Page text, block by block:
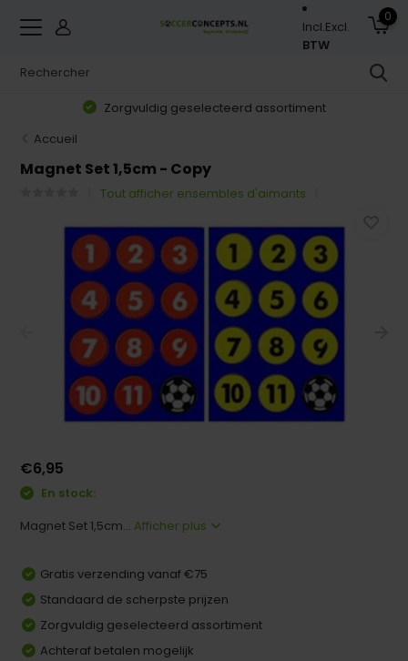
Incl.Excl.
BTW
0
assortiment
Gratis verzending
Accueil
Magnet Set 1,5cm - Copy
Tout afficher ensembles d'aimants
€6,95
En stock:
Magnet Set 1,5cm... Afficher plus
Gratis verzending vanaf €75
Standaard de scherpste prijzen
Zorgvuldig geselecteerd assortiment
Achteraf betalen mogelijk